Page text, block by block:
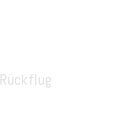
Rückflug